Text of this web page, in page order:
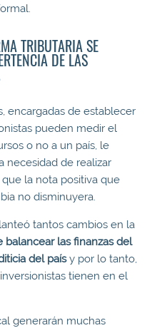
TRIBUTARIA SE
DE LAS
encargadas de establecer
pueden medir el
o no a un país, le
necesidad de realizar
la nota positiva que
no disminuyera.
tantos cambios en la
balancear las finanzas del
del paísy por lo tanto,
tienen en el
generarán muchas